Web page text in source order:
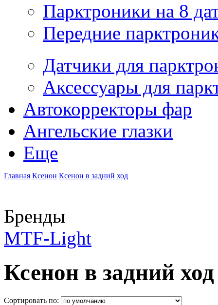
Парктроники на 8
Передние
Датчики для
Аксессуары для
Автокорректоры фар
Ангельские глазки
Еще
Главная Ксенон Ксенон в задний ход
Бренды
MTF-Light
Ксенон в задний ход
Сортировать по: